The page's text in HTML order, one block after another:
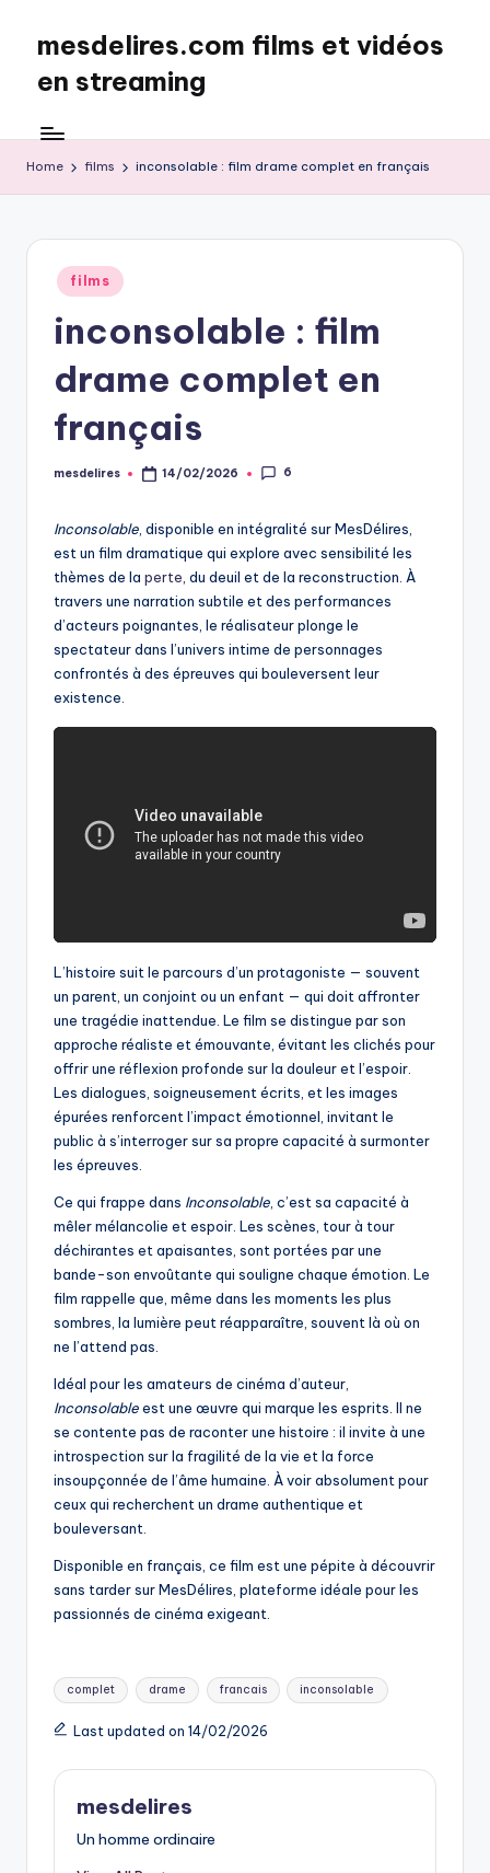
content
mesdelires.com films et vidéos
en streaming
:
film
et
complet
français
Home films inconsolable : film drame complet en français
Posted
in
films
inconsolable : film
drame complet en
français
Posted
mesdelires 14/02/2026 6
Inconsolable, disponible en intégralité sur MesDélires,
est un film dramatique qui explore avec sensibilité les
thèmes de la perte, du deuil et de la reconstruction. À
travers une narration subtile et des performances
d’acteurs poignantes, le réalisateur plonge le
spectateur dans l’univers intime de personnages
confrontés à des épreuves qui bouleversent leur
existence.
L’histoire suit le parcours d’un protagoniste — souvent
un parent, un conjoint ou un enfant — qui doit affronter
une tragédie inattendue. Le film se distingue par son
approche réaliste et émouvante, évitant les clichés pour
offrir une réflexion profonde sur la douleur et l’espoir.
Les dialogues, soigneusement écrits, et les images
épurées renforcent l’impact émotionnel, invitant le
public à s’interroger sur sa propre capacité à surmonter
les épreuves.
Ce qui frappe dans Inconsolable , c’est sa capacité à
mêler mélancolie et espoir. Les scènes, tour à tour
déchirantes et apaisantes, sont portées par une
bande-son envoûtante qui souligne chaque émotion. Le
film rappelle que, même dans les moments les plus
sombres, la lumière peut réapparaître, souvent là où on
ne l’attend pas.
Idéal pour les amateurs de cinéma d’auteur,
Inconsolableest une œuvre qui marque les esprits. Il ne
se contente pas de raconter une histoire : il invite à une
introspection sur la fragilité de la vie et la force
insoupçonnée de l’âme humaine. À voir absolument pour
ceux qui recherchent un drame authentique et
bouleversant.
Disponible en français, ce film est une pépite à découvrir
sans tarder sur MesDélires, plateforme idéale pour les
passionnés de cinéma exigeant.
Tags:
complet drame francais inconsolable
Last updated on 14/02/2026
mesdelires
Un homme ordinaire